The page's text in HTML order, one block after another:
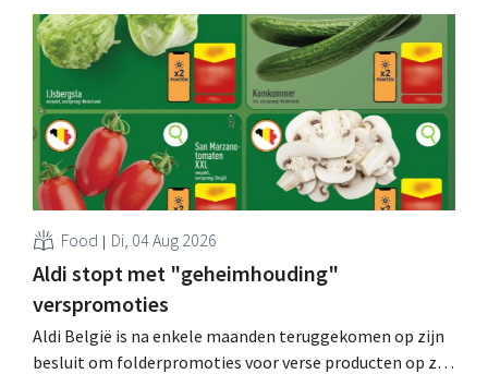
Food Di, 04 Aug 2026
Aldi stopt met "geheimhouding"
verspromoties
Aldi België is na enkele maanden teruggekomen op zijn
besluit om folderpromoties voor verse producten op zijn